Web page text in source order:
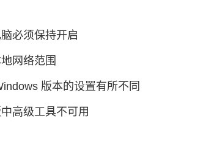
必须保持开启
网络范围
版本的设置有所不同
高级工具不可用